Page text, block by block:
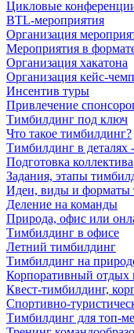
Цикловые
BTL-мероприятия
Организация
Мероприятия в
Организация хакатона
Организация кейс-
Инсентив туры
Привлечение
Тимбилдинг под ключ
Что такое тимбилдинг?
Тимбилдинг в деталях
Подготовка коллектива
Задания, этапы
Идеи, виды и форматы
Деление на команды
Природа, офис или
Тимбилдинг в офисе
Летний тимбилдинг
Тимбилдинг на
Корпоративный отдых
Квест-тимбилдинг,
Спортивно-
Тимбилдинг для топ-